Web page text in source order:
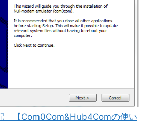
【Com0Com&Hub4Comの使い